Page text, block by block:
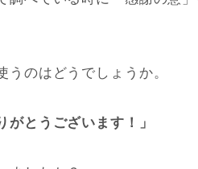
のはどうでしょうか。
がとうございます！」